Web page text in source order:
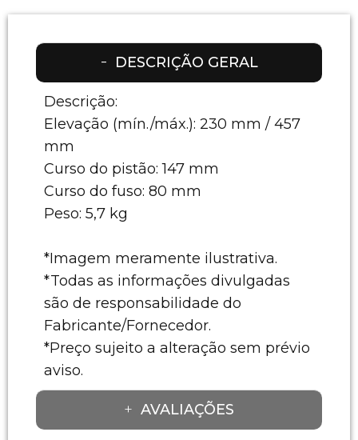
DESCRIÇÃO GERAL
Descrição:
Elevação (mín./máx.): 230 mm / 457
mm
Curso do pistão: 147 mm
Curso do fuso: 80 mm
Peso: 5,7 kg
*Imagem meramente ilustrativa.
*Todas as informações divulgadas
são de responsabilidade do
Fabricante/Fornecedor.
*Preço sujeito a alteração sem prévio
aviso.
AVALIAÇÕES